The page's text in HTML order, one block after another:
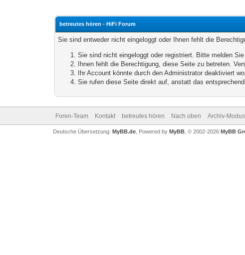
betreutes hören - HiFi Forum
Sie sind entweder nicht eingeloggt oder Ihnen fehlt die
Sie sind nicht eingeloggt oder registriert. Bitte melden
Ihnen fehlt die Berechtigung, diese Seite zu betreten.
Ihr Account könnte durch den Administrator deaktiviert
Sie rufen diese Seite direkt auf, anstatt das
Foren-Team Kontakt betreutes hören Nach oben Archiv-Modus
Deutsche Übersetzung: MyBB.de, Powered by MyBB, © 2002-2026 MyBB